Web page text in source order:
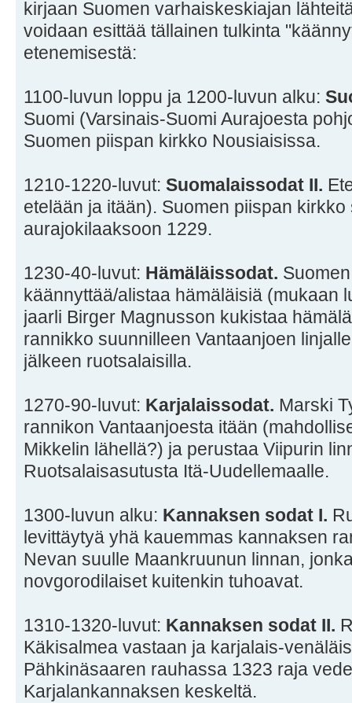
kirjaan Suomen varhaiskeskiajan
voidaan esittää tällainen tulkinta
etenemisestä:
1100-luvun loppu ja 1200-luvun alku:
Suomi (Varsinais-Suomi Aurajoesta
Suomen piispan kirkko Nousiaisissa.
1210-1220-luvut: Suomalaissodat II.
etelään ja itään). Suomen piispan
aurajokilaaksoon 1229.
1230-40-luvut: Hämäläissodat.
käännyttää/alistaa hämäläisiä (mukaan
jaarli Birger Magnusson kukistaa
rannikko suunnilleen Vantaanjoen
jälkeen ruotsalaisilla.
1270-90-luvut: Karjalaissodat. Marski
rannikon Vantaanjoesta itään
Mikkelin lähellä?) ja perustaa Viipurin
Ruotsalaisasutusta Itä-Uudellemaalle.
1300-luvun alku: Kannaksen sodat I.
levittäytyä yhä kauemmas kannaksen
Nevan suulle Maankruunun linnan,
novgorodilaiset kuitenkin tuhoavat.
1310-1320-luvut: Kannaksen sodat II.
Käkisalmea vastaan ja karjalais-
Pähkinäsaaren rauhassa 1323 raja
Karjalankannaksen keskeltä.